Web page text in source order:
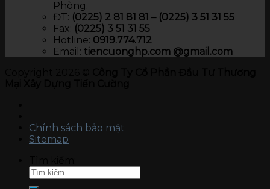
Phòng.
ĐT: (0225) 2 81 81 81 – (0225) 3 51 31 55
Fax: (0225) 3 51 31 55
Hotline: 0919.774.712​
Email: tiencuonghp.com @gmail.com
Chính sách bảo mật
Sitemap